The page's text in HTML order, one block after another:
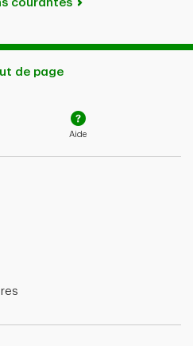
courantes
de page
Aide